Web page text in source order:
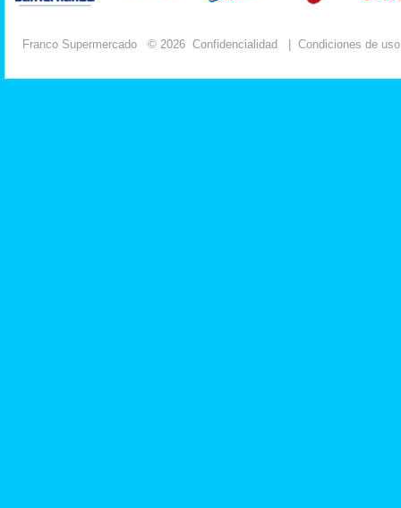
Franco Supermercado © 2026 Confidencialidad Condiciones de uso